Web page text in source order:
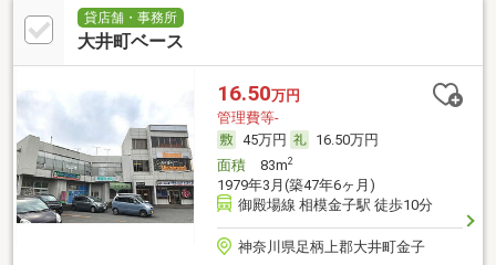
貸店舗・事務所
大井町ベース
16.50万円
管理費等-
45万円
16.50万円
面積83m2
1979年3月(築47年6ヶ月)
御殿場線 相模金子駅 徒歩10分
神奈川県足柄上郡大井町金子